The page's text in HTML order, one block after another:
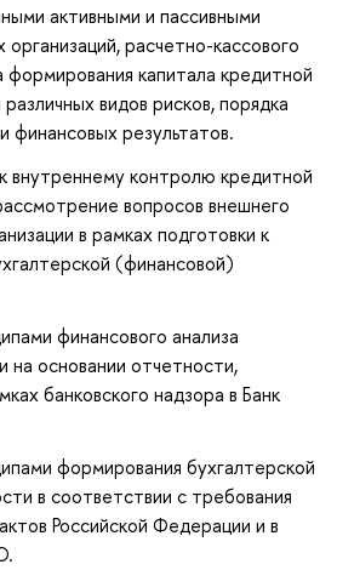
активными и пассивными
расчетно-кассового
формирования капитала кредитной
видов рисков, порядка
финансовых результатов.
внутреннему контролю кредитной
вопросов внешнего
в рамках подготовки к
(финансовой)
финансового анализа
на основании отчетности,
банковского надзора в Банк
формирования бухгалтерской
в соответствии с требования
Российской Федерации и в